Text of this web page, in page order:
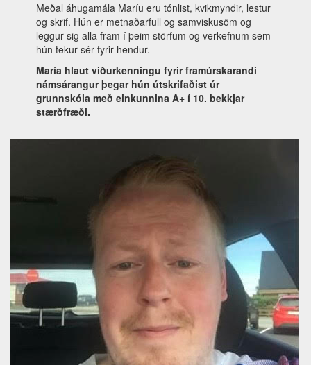
Meðal áhugamála Maríu eru tónlist, kvikmyndir, lestur
og skrif. Hún er metnaðarfull og samviskusöm og
leggur sig alla fram í þeim störfum og verkefnum sem
hún tekur sér fyrir hendur.
María hlaut viðurkenningu fyrir framúrskarandi
námsárangur þegar hún útskrifaðist úr
grunnskóla með einkunnina A+ í 10. bekkjar
stærðfræði.